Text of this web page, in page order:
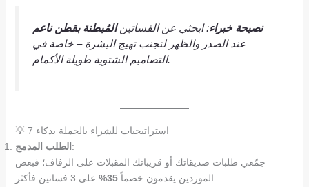
نصيحة خبراء: ابحثي عن الفساتينالمُبطنة بقطن ناعم
عند الصدر والظهر لتجنب تهيج البشرة – خاصة في
التصاميم الشتوية طويلة الأكمام.
💡 7 استراتيجيات للشراء بالجملة بذكاء
الطلب المدمج:
جمّعي طلبات صديقاتك أو قريباتك المقبلات على الزفاف؛ فبعض
الموردين يقدمون خصماً35%